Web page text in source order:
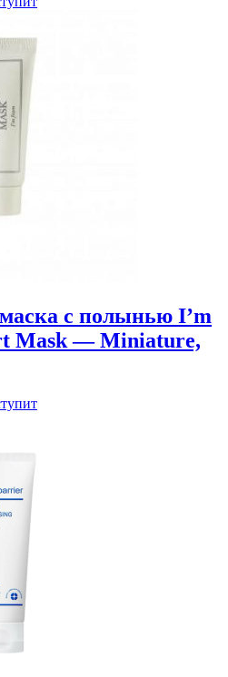
с полынью I’m
Mask — Miniature,